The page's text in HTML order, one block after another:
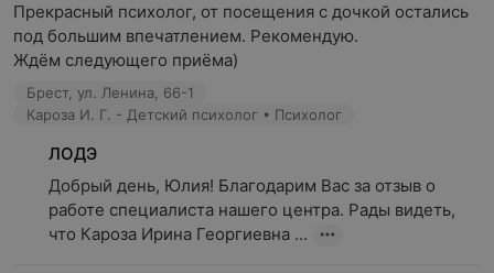
Прекрасный психолог, от посещения с дочкой остались
под большим впечатлением. Рекомендую.
Ждём следующего приёма)
Брест, ул. Ленина, 66-1
Кароза И. Г. - Детский психолог • Психолог
ЛОДЭ
Добрый день, Юлия! Благодарим Вас за отзыв о
работе специалиста нашего центра. Рады видеть,
что Кароза Ирина Георгиевна ...